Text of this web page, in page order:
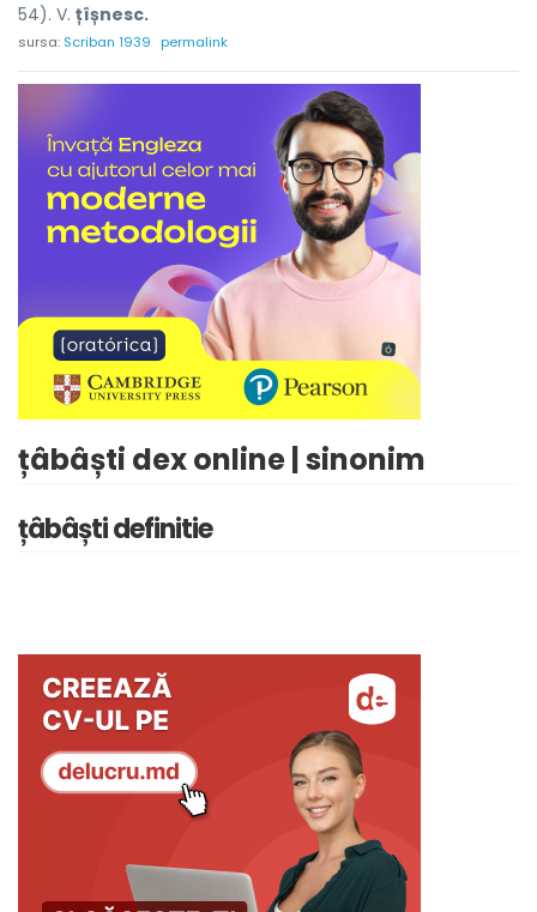
54). V. țîșnesc.
sursa: Scriban 1939 permalink
țâbâști dex online | sinonim
țâbâști definitie